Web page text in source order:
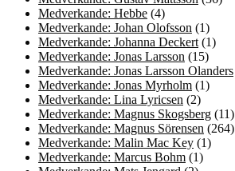
Medverkande: Hebbe (4)
Medverkande: Johan Olofsson (1)
Medverkande: Johanna Deckert (1)
Medverkande: Jonas Larsson (15)
Medverkande: Jonas Larsson Olanders
Medverkande: Jonas Myrholm (1)
Medverkande: Lina Lyricsen (2)
Medverkande: Magnus Skogsberg (11)
Medverkande: Magnus Sörensen (264)
Medverkande: Malin Mac Key (1)
Medverkande: Marcus Bohm (1)